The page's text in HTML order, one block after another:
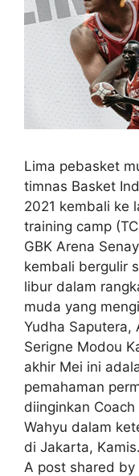
Lima pebasket
timnas Basket
2021 kembali ke
training camp
GBK Arena
kembali bergulir
libur dalam
muda yang
Yudha Saputera,
Serigne Modou
akhir Mei ini
pemahaman
diinginkan Coach
Wahyu dalam
di Jakarta,
A post shared by